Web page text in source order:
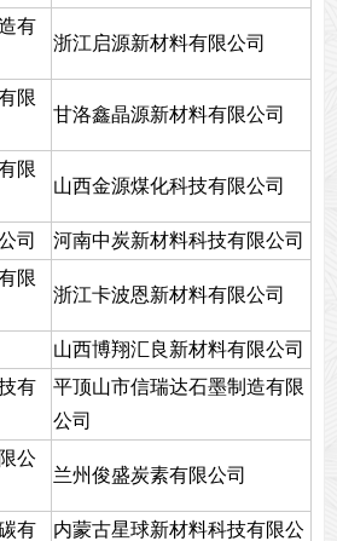
有
浙江启源新材料有限公司
限
甘洛鑫晶源新材料有限公司
限
山西金源煤化科技有限公司
司
河南中炭新材料科技有限公司
限
浙江卡波恩新材料有限公司
山西博翔汇良新材料有限公司
有
平顶山市信瑞达石墨制造有限
公司
公
兰州俊盛炭素有限公司
有
内蒙古星球新材料科技有限公